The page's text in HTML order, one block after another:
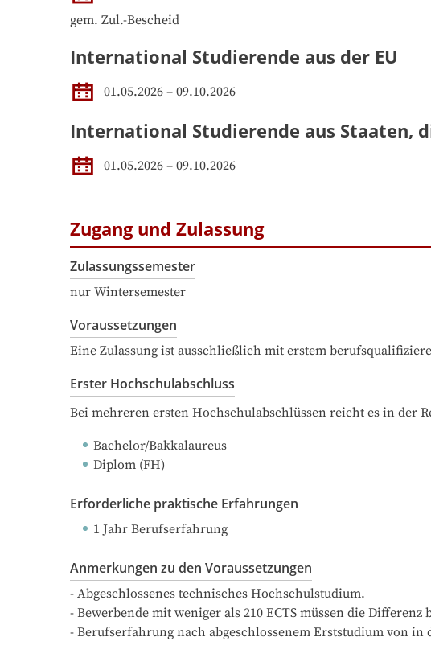
gem. Zul.-Bescheid
International Studierende aus der EU
01.05.2026 – 09.10.2026
International Studierende aus Staaten,
01.05.2026 – 09.10.2026
Zugang und Zulassung
Zulassungssemester
nur Wintersemester
Voraussetzungen
Eine Zulassung ist ausschließlich mit erstem
Erster Hochschulabschluss
Bei mehreren ersten Hochschulabschlüssen reicht es in der
Bachelor/Bakkalaureus
Diplom (FH)
Erforderliche praktische Erfahrungen
1 Jahr Berufserfahrung
Anmerkungen zu den Voraussetzungen
- Abgeschlossenes technisches Hochschulstudium.
- Bewerbende mit weniger als 210 ECTS müssen die
- Berufserfahrung nach abgeschlossenem Erststudium von in